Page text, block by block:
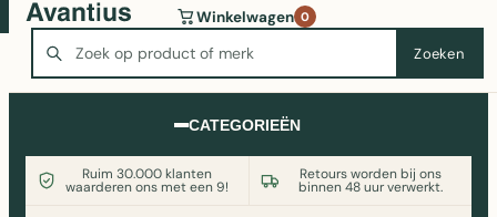
Zoeken
Winkelwagen 0
CATEGORIEËN
Ruim 30.000 klanten
waarderen ons met een 9!
Retours worden bij ons
binnen 48 uur verwerkt.
Wasmachine of koelkast nodig? Vergelijk alle prijzen op
Witgoedaanbod.nl